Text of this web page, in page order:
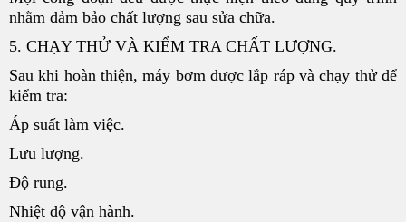
nhằm đảm bảo chất lượng sau sửa chữa.
5. CHẠY THỬ VÀ KIỂM TRA CHẤT LƯỢNG.
Sau khi hoàn thiện, máy bơm được lắp ráp và chạy thử để
kiểm tra:
Áp suất làm việc.
Lưu lượng.
Độ rung.
Nhiệt độ vận hành.